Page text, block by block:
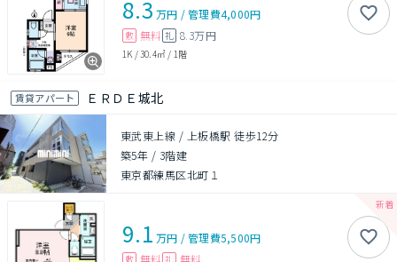
8.3 万円 /管理費4,000円
敷 無料 礼 8.3万円
1K /30.4㎡ / 1階
賃貸アパート ＥＲＤＥ城北
東武東上線 / 上板橋駅 徒歩12分
築5年 / 3階建
東京都練馬区北町１
9.1 万円 /管理費5,500円
敷 無料 礼 無料